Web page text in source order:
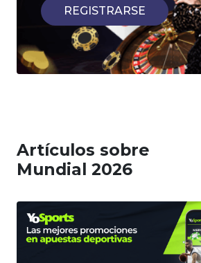
REGISTRARSE
Artículos sobre
Mundial 2026